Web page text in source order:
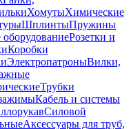
ХомутыХимические
ШплинтыПружины
Розетки и
Коробки
ЭлектропатроныВилки,
Трубки
Кабель и системы
Силовой
Аксессуары для труб,